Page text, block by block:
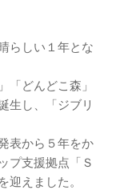
らしい１年とな
どんどこ森」
生し、「ジブリ
表から５年をか
プ支援拠点「Ｓ
えました。